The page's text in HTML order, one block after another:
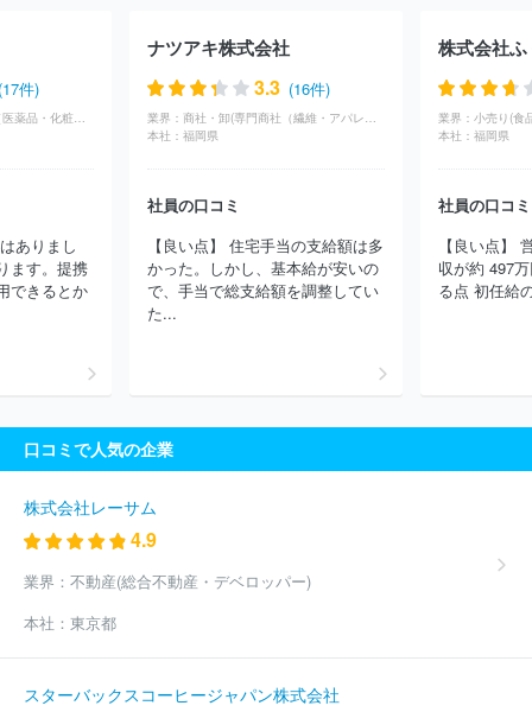
株式会社京都きもの友禅ホールディングス
株式会社
アズノゥアズ
株式会社丸東 福助株式会社
株式会社エスティー
サービス
株式会社ＳＴＸ
ク
伊豆義株式会社 株式会社センコウ
増成織ネーム株式会社
レンティノジャパン株式会社
株式会社リボーンカンパニー
河辺
株式会社
株式会社ＳＲＬ 福岡セラビ株式会社
本多タオル株式
会社
ほか(1850件)
件)
商社・卸(専門商社（医薬品・化粧品）)
ありまし
ます。提携
できるとか
ナツアキ株式会社
3.3 (16件)
業界：
商社・卸(専門商社（繊維・アパレル）)
本社： 福岡県
社員の口コミ
【良い点】 住宅手当の支給額は多
かった。しかし、基本給が安いの
で、手当で総支給額を調整してい
た...
株式会社
業界： 小売り(食
本社： 福岡県
社員の口コミ
【良い点】
収が約 497
る点 初任給
口コミで人気の企業
株式会社レーサム
4.9
業界： 不動産(総合不動産・デベロッパー)
本社： 東京都
スターバックスコーヒージャパン株式会社